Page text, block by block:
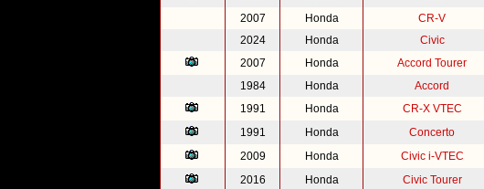
2007 Honda CR-V
2024 Honda Civic
2007 Honda Accord Tourer
1984 Honda Accord
1991 Honda CR-X VTEC
1991 Honda Concerto
2009 Honda Civic i-VTEC
2016 Honda Civic Tourer